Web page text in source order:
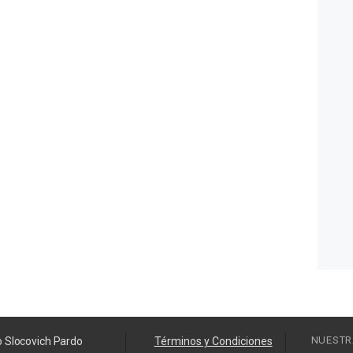
Slocovich Pardo Términos y Condiciones